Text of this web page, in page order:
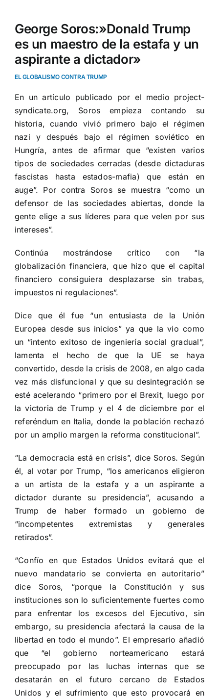
George Soros:»Donald Trump
es un maestro de la estafa y un
aspirante a dictador»
EL GLOBALISMO CONTRA TRUMP
En un artículo publicado por el medio project-
syndicate.org, Soros empieza contando su
historia, cuando vivió primero bajo el régimen
nazi y después bajo el régimen soviético en
Hungría, antes de afirmar que “existen varios
tipos de sociedades cerradas (desde dictaduras
fascistas hasta estados-mafia) que están en
auge”. Por contra Soros se muestra “como un
defensor de las sociedades abiertas, donde la
gente elige a sus líderes para que velen por sus
intereses”.
Continúa mostrándose crítico con “la
globalización financiera, que hizo que el capital
financiero consiguiera desplazarse sin trabas,
impuestos ni regulaciones”.
Dice que él fue “un entusiasta de la Unión
Europea desde sus inicios” ya que la vio como
un “intento exitoso de ingeniería social gradual”,
lamenta el hecho de que la UE se haya
convertido, desde la crisis de 2008, en algo cada
vez más disfuncional y que su desintegración se
esté acelerando “primero por el Brexit, luego por
la victoria de Trump y el 4 de diciembre por el
referéndum en Italia, donde la población rechazó
por un amplio margen la reforma constitucional”.
“La democracia está en crisis”, dice Soros. Según
él, al votar por Trump, “los americanos eligieron
a un artista de la estafa y a un aspirante a
dictador durante su presidencia”, acusando a
Trump de haber formado un gobierno de
“incompetentes extremistas y generales
retirados”.
“Confío en que Estados Unidos evitará que el
nuevo mandatario se convierta en autoritario”
dice Soros, “porque la Constitución y sus
instituciones son lo suficientemente fuertes como
para enfrentar los excesos del Ejecutivo, sin
embargo, su presidencia afectará la causa de la
libertad en todo el mundo”. El empresario añadió
que “el gobierno norteamericano estará
preocupado por las luchas internas que se
desatarán en el futuro cercano de Estados
Unidos y el sufrimiento que esto provocará en